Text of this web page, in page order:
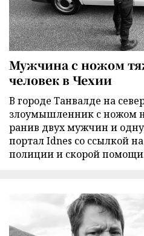
Мужчина с ножом
человек в Чехии
В городе Танвалде на
злоумышленник с ножом
ранив двух мужчин и
портал Idnes со ссылкой
полиции и скорой